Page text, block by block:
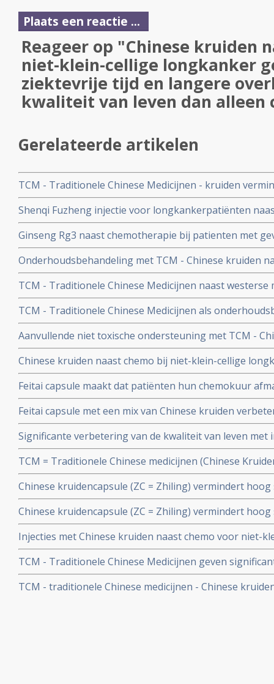
Plaats een reactie ...
Reageer op "Chinese kruiden
niet-klein-cellige longkanker
ziektevrije tijd en langere
kwaliteit van leven dan alleen
Gerelateerde artikelen
TCM - Traditionele Chinese Medicijnen - kruiden
naast tropisetron veroorzaakt door chemotherapie bij
longkanker en verbeteren kwaliteit van leven copy 1
Shenqi Fuzheng injectie voor longkankerpatiënten
aantal witte bloedcellen, reguleert de immuunfunctie
tumormarkers en verbetert de klinische werkzaamheid
Ginseng Rg3 naast chemotherapie bij patienten met
III-IV geeft betere resultaten op mediane overall
kwaliteit van leven.
Onderhoudsbehandeling met TCM - Chinese kruiden
longkanker geeft significant betere overall overleving
leven
TCM - Traditionele Chinese Medicijnen naast
niet-kleincellige longkanker geeft langere levensduur
vergelijking met alleen westerse medicijnen
TCM - Traditionele Chinese Medicijnen als
niet-kleincellige longkanker geeft langere levensduur
vergelijking met chemo
Aanvullende niet toxische ondersteuning met TCM -
yoga, beweging, voeding enz. naast en na reguliere
bestraling - bij longkanker in alle stadia vermindert
60 procent
Chinese kruiden naast chemo bij niet-klein-cellige
tijd en langere overleving en betere kwaliteit van leven
Feitai capsule maakt dat patiënten hun chemokuur
controle - 20 procent - over de ziekte bij patiënten
stadium IIIB en IV.
Feitai capsule met een mix van Chinese kruiden
kwaliteit van leven bij longkankerpatienten graad III
longkanker) t.o.v. niets doen.
Significante verbetering van de kwaliteit van leven met
aanvulling op chemokuren - Gemcitabine en Cisplatin
longkanker
TCM = Traditionele Chinese medicijnen (Chinese
verbetering (superieur zeggen onderzoekers) van de
significante verlenging van levensduur (50 procent
Chinese kruidencapsule (ZC = Zhiling) vermindert
chemo bij longkanker (gevorderd stadium) en
significant.
Chinese kruidencapsule (ZC = Zhiling) vermindert
chemo bij longkanker (gevorderd stadium) en
significant.
Injecties met Chinese kruiden naast chemo voor niet-
III en IV) verbeteren mediane overlevingstijd en
TCM - Traditionele Chinese Medicijnen geven
bestraling bij longkanker
TCM - traditionele Chinese medicijnen - Chinese